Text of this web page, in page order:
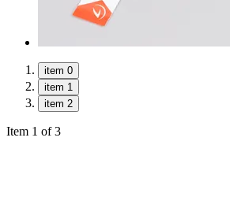
item 0
item 1
item 2
Item 1 of 3